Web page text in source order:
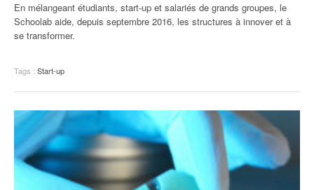
En mélangeant étudiants, start-up et salariés de grands groupes, le
Schoolab aide, depuis septembre 2016, les structures à innover et à
se transformer.
Tags : Start-up